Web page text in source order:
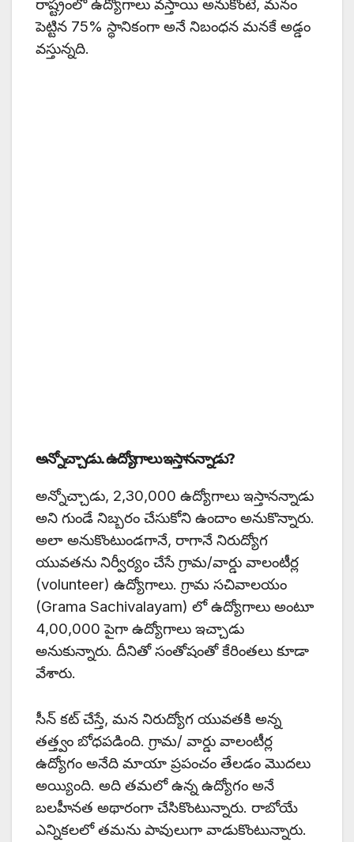
రాష్ట్రంలో ఉద్యోగాలు వస్తాయి అనుకొంటే, మనం
పెట్టిన 75% స్థానికంగా అనే నిబంధన మనకే అడ్డం
వస్తున్నది.
అన్నోచ్చాడు. ఉద్యోగాలు ఇస్తానన్నాడు?
అన్నోచ్చాడు, 2,30,000 ఉద్యోగాలు ఇస్తానన్నాడు
అని గుండే నిబ్బరం చేసుకోని ఉందాం అనుకొన్నారు.
అలా అనుకొంటుండగానే, రాగానే నిరుద్యోగ
యువతను నిర్వీర్యం చేసే గ్రామ/వార్డు వాలంటీర్ల
(volunteer) ఉద్యోగాలు. గ్రామ సచివాలయం
(Grama Sachivalayam) లో ఉద్యోగాలు అంటూ
4,00,000 పైగా ఉద్యోగాలు ఇచ్చాడు
అనుకున్నారు. దీనితో సంతోషంతో కేరింతలు కూడా
వేశారు.
సీన్ కట్ చేస్తే, మన నిరుద్యోగ యువతకి అన్న
తత్త్వం బోధపడింది. గ్రామ/ వార్డు వాలంటీర్ల
ఉద్యోగం అనేది మాయా ప్రపంచం తేలడం మొదలు
అయ్యింది. అది తమలో ఉన్న ఉద్యోగం అనే
బలహీనత అథారంగా చేసికొంటున్నారు. రాబోయే
ఎన్నికలలో తమను పావులుగా వాడుకొంటున్నారు.